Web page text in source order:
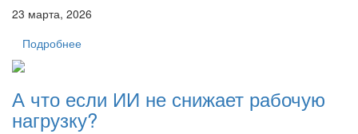
23 марта, 2026
Подробнее
А что если ИИ не снижает рабочую
нагрузку?